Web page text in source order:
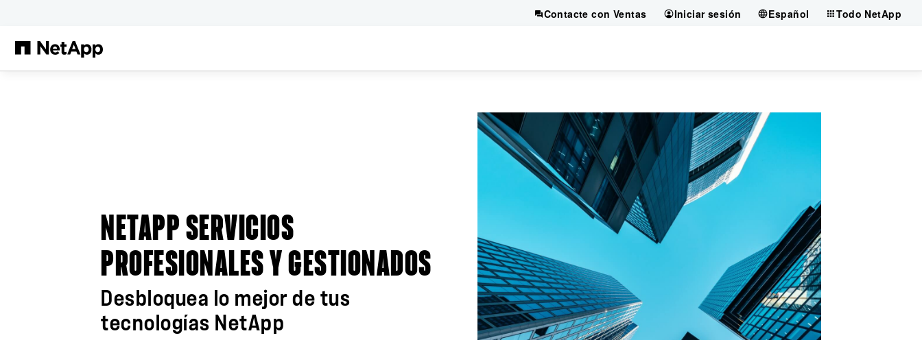
Contacte con Ventas Iniciar sesión Español Todo NetApp
NETAPP SERVICIOS
PROFESIONALES Y GESTIONADOS
Desbloquea lo mejor de tus
tecnologías NetApp